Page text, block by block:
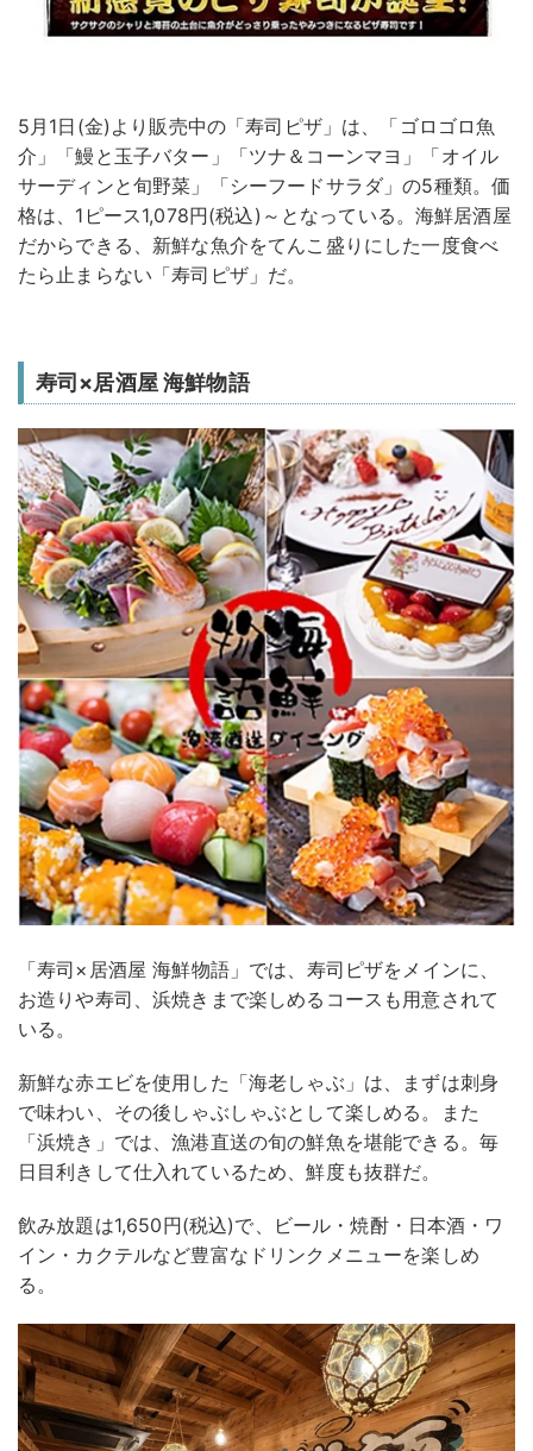
5月1日(金)より販売中の「寿司ピザ」は、「ゴロゴロ魚
介」「鰻と玉子バター」「ツナ＆コーンマヨ」「オイル
サーディンと旬野菜」「シーフードサラダ」の5種類。価
格は、1ピース1,078円(税込)～となっている。海鮮居酒屋
だからできる、新鮮な魚介をてんこ盛りにした一度食べ
たら止まらない「寿司ピザ」だ。
寿司×居酒屋 海鮮物語
「寿司×居酒屋 海鮮物語」では、寿司ピザをメインに、
お造りや寿司、浜焼きまで楽しめるコースも用意されて
いる。
新鮮な赤エビを使用した「海老しゃぶ」は、まずは刺身
で味わい、その後しゃぶしゃぶとして楽しめる。また
「浜焼き」では、漁港直送の旬の鮮魚を堪能できる。毎
日目利きして仕入れているため、鮮度も抜群だ。
飲み放題は1,650円(税込)で、ビール・焼酎・日本酒・ワ
イン・カクテルなど豊富なドリンクメニューを楽しめ
る。